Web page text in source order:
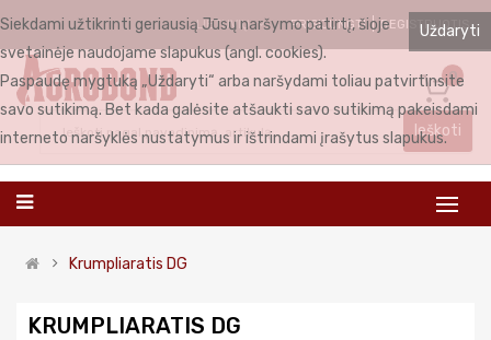
LIETUVIŲ PRISIJUNGTI REGISTRUOTIS
0
Ieškoti
Krumpliaratis DG
KRUMPLIARATIS DG
Uždaryti
Siekdami užtikrinti geriausią Jūsų naršymo patirtį, šioje
svetainėje naudojame slapukus (angl. cookies).
Paspaudę mygtuką „Uždaryti“ arba naršydami toliau patvirtinsite
savo sutikimą. Bet kada galėsite atšaukti savo sutikimą pakeisdami
interneto naršyklės nustatymus ir ištrindami įrašytus slapukus.